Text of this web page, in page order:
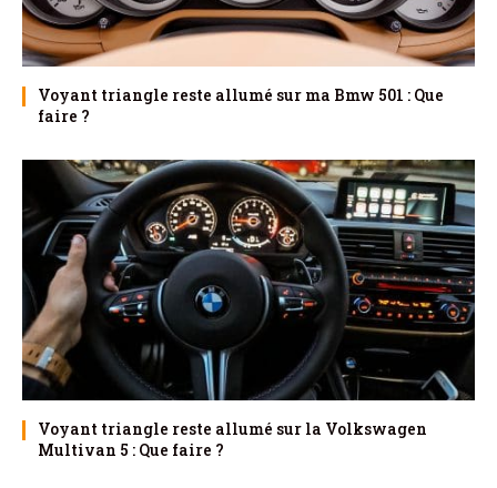
Voyant triangle reste allumé sur ma Bmw 501 : Que
faire ?
Voyant triangle reste allumé sur la Volkswagen
Multivan 5 : Que faire ?